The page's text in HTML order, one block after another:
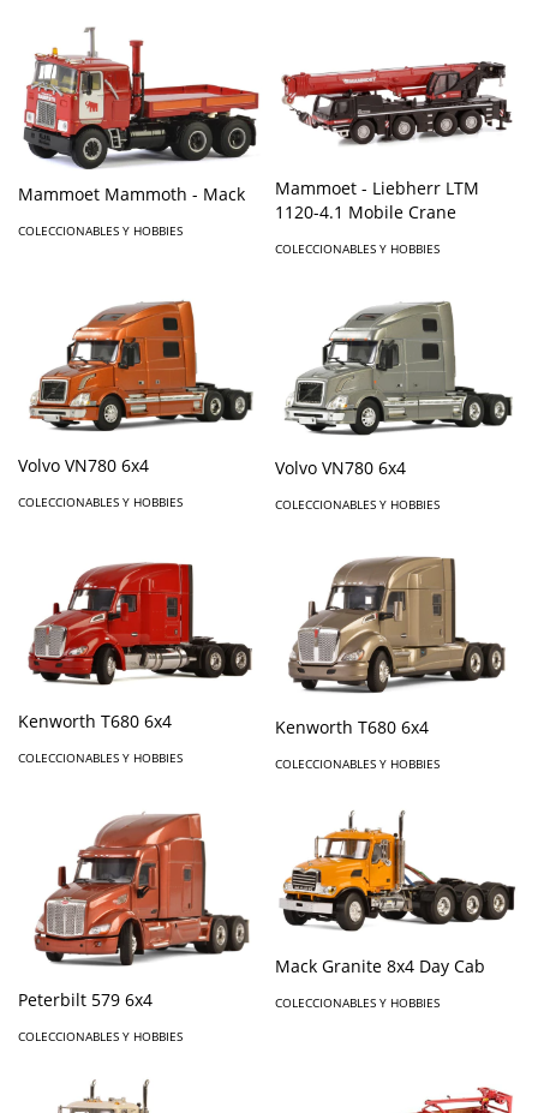
Mammoet Mammoth - Mack
COLECCIONABLES Y HOBBIES
Mammoet - Liebherr LTM
1120-4.1 Mobile Crane
COLECCIONABLES Y HOBBIES
Volvo VN780 6x4
COLECCIONABLES Y HOBBIES
Volvo VN780 6x4
COLECCIONABLES Y HOBBIES
Kenworth T680 6x4
COLECCIONABLES Y HOBBIES
Kenworth T680 6x4
COLECCIONABLES Y HOBBIES
Peterbilt 579 6x4
COLECCIONABLES Y HOBBIES
Mack Granite 8x4 Day Cab
COLECCIONABLES Y HOBBIES